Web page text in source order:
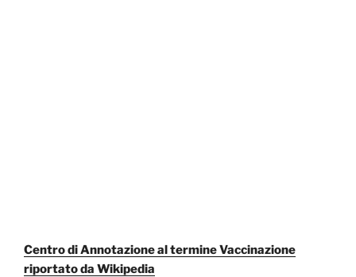
Centro di Annotazione al termine Vaccinazione
riportato da Wikipedia